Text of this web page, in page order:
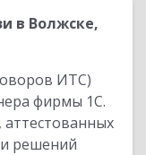
в Волжске,
ИТС)
фирмы 1С.
аттестованных
решений